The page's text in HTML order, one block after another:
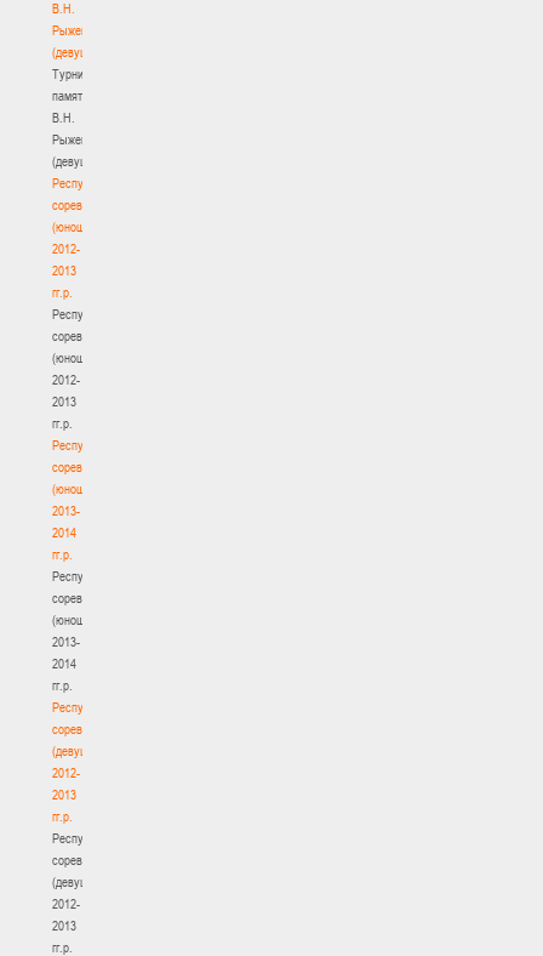
В.Н.
Рыженкова
(девушки)
Турнир
памяти
В.Н.
Рыженкова
(девушки)
Республиканские
соревнования
(юноши)
2012-
2013
гг.р.
Республиканские
соревнования
(юноши)
2012-
2013
гг.р.
Республиканские
соревнования
(юноши)
2013-
2014
гг.р.
Республиканские
соревнования
(юноши)
2013-
2014
гг.р.
Республиканские
соревнования
(девушки)
2012-
2013
гг.р.
Республиканские
соревнования
(девушки)
2012-
2013
гг.р.